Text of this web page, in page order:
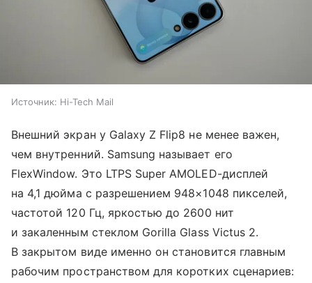
Источник: Hi-Tech Mail
Внешний экран у Galaxy Z Flip8 не менее важен,
чем внутренний. Samsung называет его
FlexWindow. Это LTPS Super AMOLED-дисплей
на 4,1 дюйма с разрешением 948×1048 пикселей,
частотой 120 Гц, яркостью до 2600 нит
и закаленным стеклом Gorilla Glass Victus 2.
В закрытом виде именно он становится главным
рабочим пространством для коротких сценариев: